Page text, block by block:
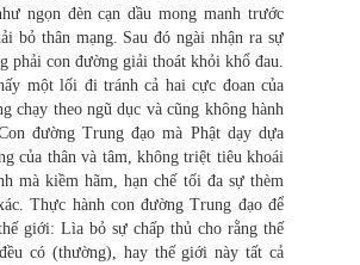
ngọn đèn cạn dầu mong manh trước
bỏ thân mạng. Sau đó ngài nhận ra sự
phải con đường giải thoát khỏi khổ đau.
một lối đi tránh cả hai cực đoan của
chạy theo ngũ dục và cũng không hành
đường Trung đạo mà Phật dạy dựa
của thân và tâm, không triệt tiêu khoái
mà kiềm hãm, hạn chế tối đa sự thèm
Thực hành con đường Trung đạo để
giới: Lìa bỏ sự chấp thủ cho rằng thế
có (thường), hay thế giới này tất cả